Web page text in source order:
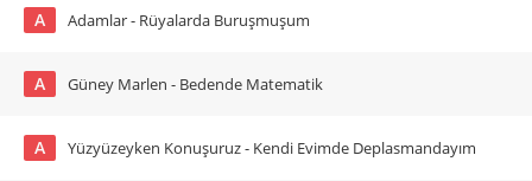
A Adamlar - Rüyalarda Buruşmuşum
A Güney Marlen - Bedende Matematik
A Yüzyüzeyken Konuşuruz - Kendi Evimde Deplasmandayım